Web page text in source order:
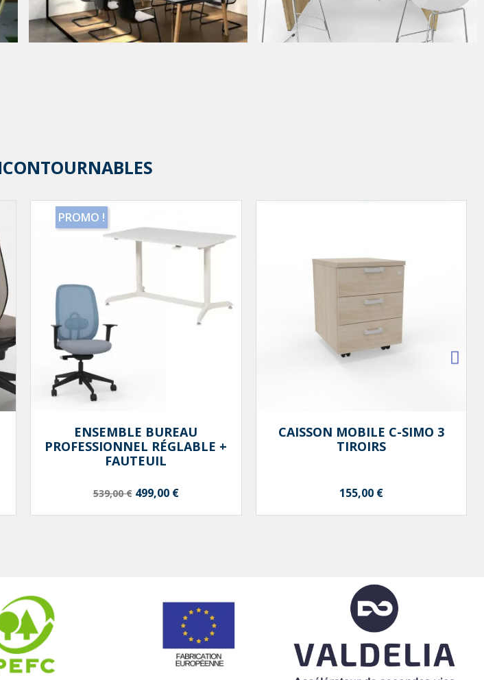
Aperçu rapide
ENSEMBLE BUREAU
PROFESSIONNEL RÉGLABLE +
FAUTEUIL
Prix de base
539,00 € Prix
499,00 €
PROMO !
Aperçu rapide
CAISSON MOBILE C-SIMO 3
TIROIRS
Prix
155,00 €